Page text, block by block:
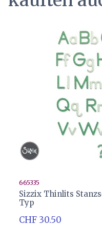
665335
Sizzix Thinlits
Typ
CHF 30.50